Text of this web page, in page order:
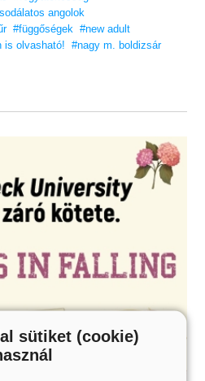
kortól ajánljuk!
angolok
#függőségek #new adult
is olvasható! #nagy m. boldizsár
sütiket (cookie)